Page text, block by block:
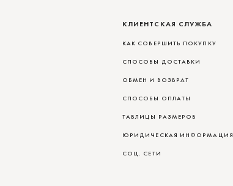
КЛИЕНТСКАЯ СЛУЖБА
КАК СОВЕРШИТЬ ПОКУПКУ
СПОСОБЫ ДОСТАВКИ
ОБМЕН И ВОЗВРАТ
СПОСОБЫ ОПЛАТЫ
ТАБЛИЦЫ РАЗМЕРОВ
ЮРИДИЧЕСКАЯ ИНФОРМАЦИЯ
СОЦ. СЕТИ